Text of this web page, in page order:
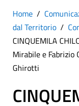
Home
dal Territorio
CINQUEMILA
Mirabile e Fabrizio
Ghirotti